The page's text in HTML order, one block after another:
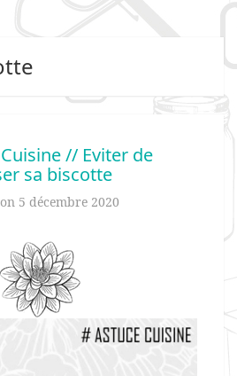
// Eviter de
sa biscotte
5 décembre 2020